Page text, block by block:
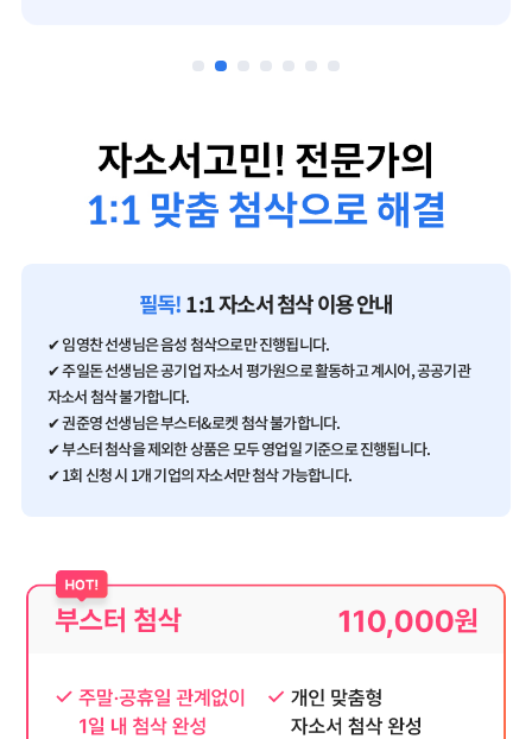
필독! 1:1 자소서 첨삭 이용 안내
✔ 임영찬 선생님은 음성 첨삭으로만 진행됩니다.
✔ 주일돈 선생님은 공기업 자소서 평가원으로 활동하고 계시어, 공공기관
자소서 첨삭 불가합니다.
✔ 권준영 선생님은 부스터&로켓 첨삭 불가합니다.
✔ 부스터 첨삭을 제외한 상품은 모두 영업일 기준으로 진행됩니다.
✔ 1회 신청 시 1개 기업의 자소서만 첨삭 가능합니다.